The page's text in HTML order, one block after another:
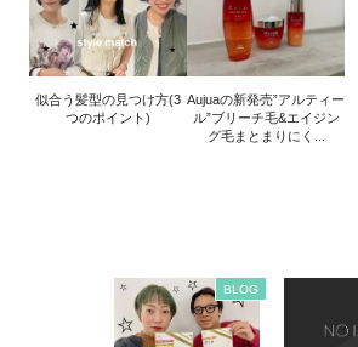
似合う髪型の見つけ方(3
つのポイント)
Aujuaの新発売”アルティー
ル”ブリーチ毛&エイジン
グ毛まとまりにく...
BLOG